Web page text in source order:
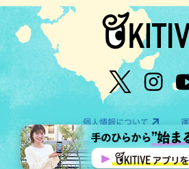
個人情報について
©OTV CO.,LTD All Rights